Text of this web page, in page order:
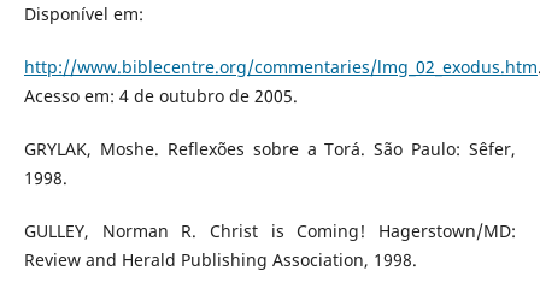
Disponível em:
http://www.biblecentre.org/commentaries/lmg_02_exodus.htm
Acesso em: 4 de outubro de 2005.
GRYLAK, Moshe. Reflexões sobre a Torá. São Paulo: Sêfer,
1998.
GULLEY, Norman R. Christ is Coming! Hagerstown/MD:
Review and Herald Publishing Association, 1998.